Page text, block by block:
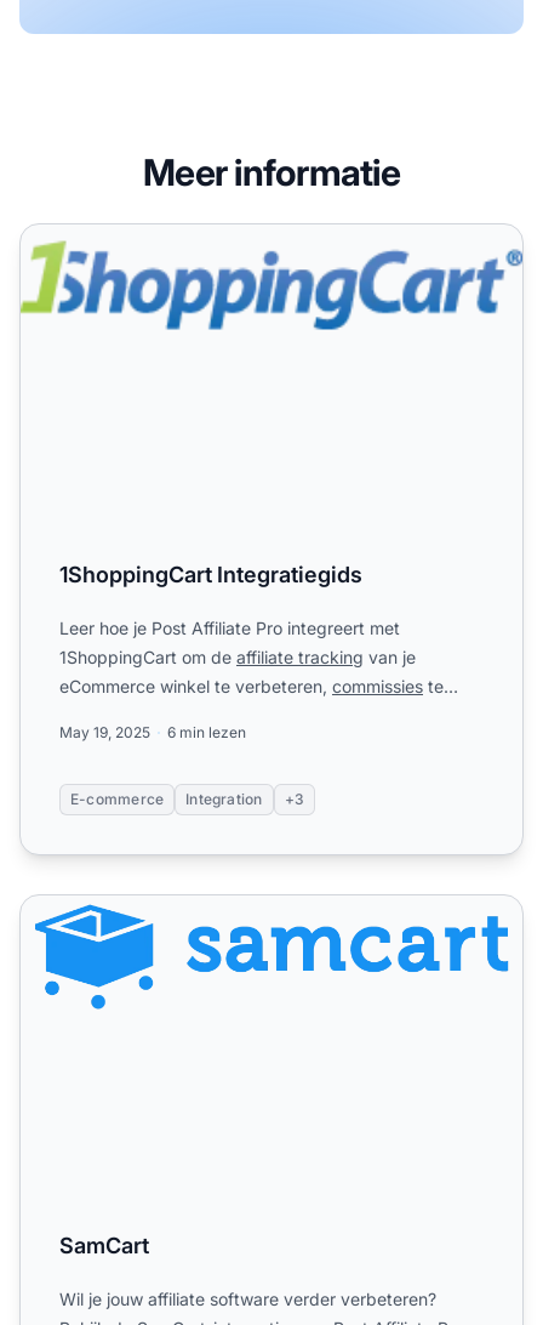
Meer informatie
1ShoppingCart Integratiegids
1ShoppingCart Integratiegids
Leer hoe je Post Affiliate Pro integreert met
1ShoppingCart om de affiliate tracking van je
eCommerce winkel te verbeteren, commissies te
May 19, 2025 6 min lezen
E-commerce Integration +3
SamCart
SamCart
Wil je jouw affiliate software verder verbeteren?